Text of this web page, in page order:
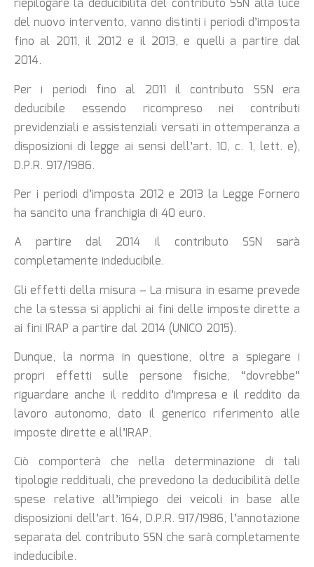
riepilogare la deducibilità del contributo SSN alla luce
del nuovo intervento, vanno distinti i periodi d’imposta
fino al 2011, il 2012 e il 2013, e quelli a partire dal
2014.
Per i periodi fino al 2011 il contributo SSN era
deducibile essendo ricompreso nei contributi
previdenziali e assistenziali versati in ottemperanza a
disposizioni di legge ai sensi dell’art. 10, c. 1, lett. e),
D.P.R. 917/1986.
Per i periodi d’imposta 2012 e 2013 la Legge Fornero
ha sancito una franchigia di 40 euro.
A partire dal 2014 il contributo SSN sarà
completamente indeducibile.
Gli effetti della misura – La misura in esame prevede
che la stessa si applichi ai fini delle imposte dirette a
ai fini IRAP a partire dal 2014 (UNICO 2015).
Dunque, la norma in questione, oltre a spiegare i
propri effetti sulle persone fisiche, “dovrebbe”
riguardare anche il reddito d’impresa e il reddito da
lavoro autonomo, dato il generico riferimento alle
imposte dirette e all’IRAP.
Ciò comporterà che nella determinazione di tali
tipologie reddituali, che prevedono la deducibilità delle
spese relative all’impiego dei veicoli in base alle
disposizioni dell’art. 164, D.P.R. 917/1986, l’annotazione
separata del contributo SSN che sarà completamente
indeducibile.